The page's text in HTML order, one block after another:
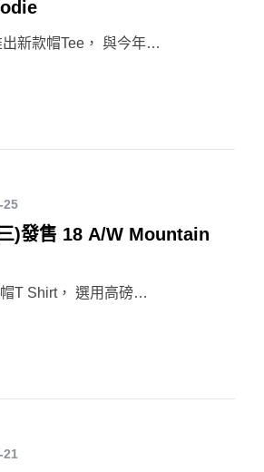
新款帽Tee， 與今年…
25
)發售 18 A/W Mountain
T Shirt， 選用高磅…
21